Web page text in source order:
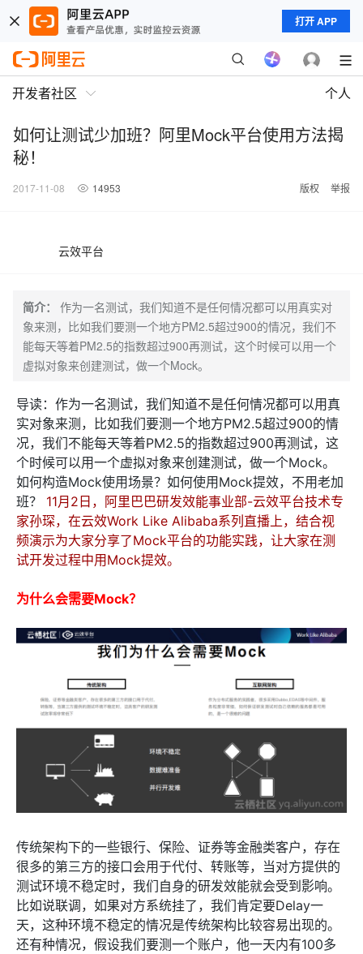
打开 APP
开发者社区 个人
如何让测试少加班？阿里Mock平台使用方法揭
秘！
2017-11-08 14953 版权 举报
云效平台
简介：
作为一名测试，我们知道不是任何情况都可以用真实对
象来测，比如我们要测一个地方PM2.5超过900的情况，我们不
能每天等着PM2.5的指数超过900再测试，这个时候可以用一个
虚拟对象来创建测试，做一个Mock。
导读：作为一名测试，我们知道不是任何情况都可以用真
实对象来测，比如我们要测一个地方PM2.5超过900的情
况，我们不能每天等着PM2.5的指数超过900再测试，这
个时候可以用一个虚拟对象来创建测试，做一个Mock。
如何构造Mock使用场景？如何使用Mock提效，不用老加
班？ 11月2日，阿里巴巴研发效能事业部-云效平台技术专
家孙琛，在云效Work Like Alibaba系列直播上，结合视
频演示为大家分享了Mock平台的功能实践，让大家在测
试开发过程中用Mock提效。
为什么会需要Mock？
传统架构下的一些银行、保险、证券等金融类客户，存在
很多的第三方的接口会用于代付、转账等，当对方提供的
测试环境不稳定时，我们自身的研发效能就会受到影响。
比如说联调，如果对方系统挂了，我们肯定要Delay一
天，这种环境不稳定的情况是传统架构比较容易出现的。
还有种情况，假设我们要测一个账户，他一天内有100多